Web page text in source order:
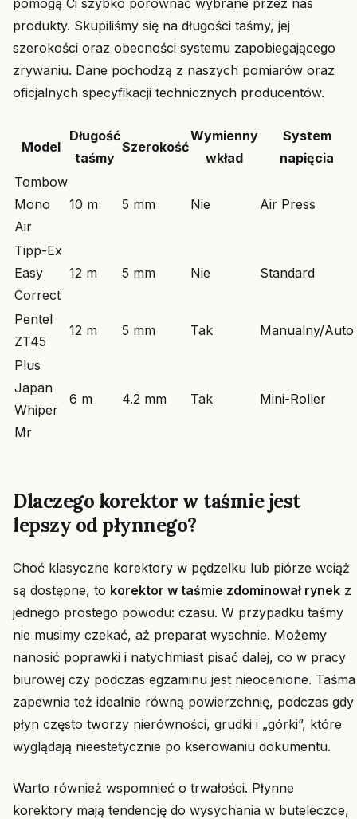
pomogą Ci szybko porównać wybrane przez nas
produkty. Skupiliśmy się na długości taśmy, jej
szerokości oraz obecności systemu zapobiegającego
zrywaniu. Dane pochodzą z naszych pomiarów oraz
oficjalnych specyfikacji technicznych producentów.
Model
Długość
taśmy
Szerokość
Wymienny
wkład
System
napięcia
Tombow
Mono
Air
10 m 5 mm Nie Air Press
Tipp-Ex
Easy
Correct
12 m 5 mm Nie Standard
Pentel
ZT45
12 m 5 mm Tak Manualny/Auto
Plus
Japan
Whiper
Mr
6 m 4.2 mm Tak Mini-Roller
Dlaczego korektor w taśmie jest
lepszy od płynnego?
Choć klasyczne korektory w pędzelku lub piórze wciąż
są dostępne, to korektor w taśmie zdominował rynek z
jednego prostego powodu: czasu. W przypadku taśmy
nie musimy czekać, aż preparat wyschnie. Możemy
nanosić poprawki i natychmiast pisać dalej, co w pracy
biurowej czy podczas egzaminu jest nieocenione. Taśma
zapewnia też idealnie równą powierzchnię, podczas gdy
płyn często tworzy nierówności, grudki i „górki”, które
wyglądają nieestetycznie po kserowaniu dokumentu.
Warto również wspomnieć o trwałości. Płynne
korektory mają tendencję do wysychania w buteleczce,